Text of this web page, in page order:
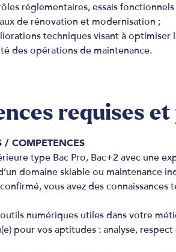
réglementaires, essais
de rénovation et modernisation ;
techniques visant à
des opérations de maintenance.
requises
/ COMPETENCES
type Bac Pro, Bac+2 avec une
domaine skiable ou maintenance
vous avez des
numériques utiles dans votre
pour vos aptitudes : analyse,